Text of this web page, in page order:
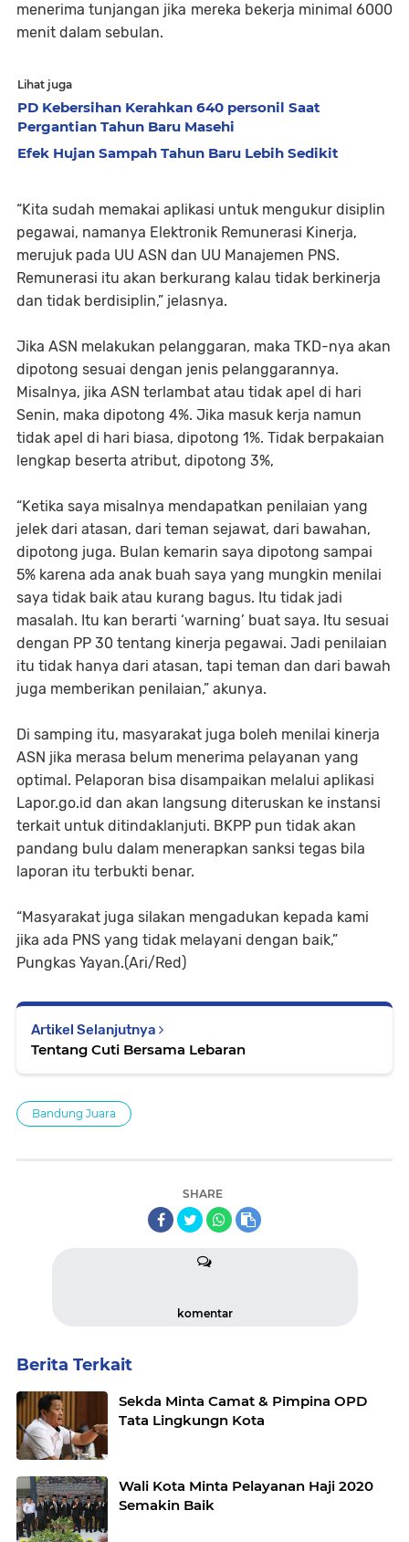
menerima tunjangan jika mereka bekerja minimal 6000
menit dalam sebulan.
Lihat juga
PD Kebersihan Kerahkan 640 personil Saat
Pergantian Tahun Baru Masehi
Efek Hujan Sampah Tahun Baru Lebih Sedikit
“Kita sudah memakai aplikasi untuk mengukur disiplin
pegawai, namanya Elektronik Remunerasi Kinerja,
merujuk pada UU ASN dan UU Manajemen PNS.
Remunerasi itu akan berkurang kalau tidak berkinerja
dan tidak berdisiplin,” jelasnya.
Jika ASN melakukan pelanggaran, maka TKD-nya akan
dipotong sesuai dengan jenis pelanggarannya.
Misalnya, jika ASN terlambat atau tidak apel di hari
Senin, maka dipotong 4%. Jika masuk kerja namun
tidak apel di hari biasa, dipotong 1%. Tidak berpakaian
lengkap beserta atribut, dipotong 3%,
“Ketika saya misalnya mendapatkan penilaian yang
jelek dari atasan, dari teman sejawat, dari bawahan,
dipotong juga. Bulan kemarin saya dipotong sampai
5% karena ada anak buah saya yang mungkin menilai
saya tidak baik atau kurang bagus. Itu tidak jadi
masalah. Itu kan berarti ‘warning’ buat saya. Itu sesuai
dengan PP 30 tentang kinerja pegawai. Jadi penilaian
itu tidak hanya dari atasan, tapi teman dan dari bawah
juga memberikan penilaian,” akunya.
Di samping itu, masyarakat juga boleh menilai kinerja
ASN jika merasa belum menerima pelayanan yang
optimal. Pelaporan bisa disampaikan melalui aplikasi
Lapor.go.id dan akan langsung diteruskan ke instansi
terkait untuk ditindaklanjuti. BKPP pun tidak akan
pandang bulu dalam menerapkan sanksi tegas bila
laporan itu terbukti benar.
“Masyarakat juga silakan mengadukan kepada kami
jika ada PNS yang tidak melayani dengan baik,”
Pungkas Yayan.(Ari/Red)
Artikel Selanjutnya
Tentang Cuti Bersama Lebaran
Bandung Juara
SHARE
komentar
Berita Terkait
Sekda Minta Camat & Pimpina OPD
Tata Lingkungn Kota
Wali Kota Minta Pelayanan Haji 2020
Semakin Baik